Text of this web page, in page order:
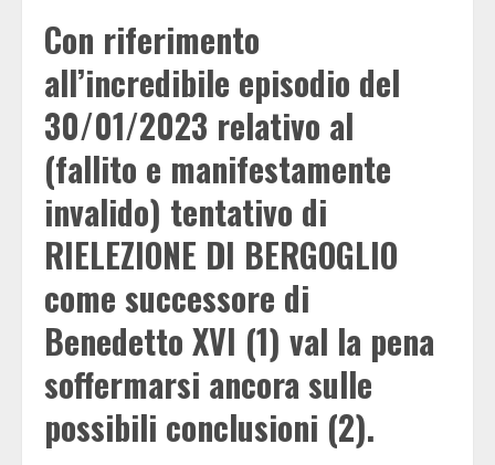
Con riferimento
all’incredibile episodio del
30/01/2023 relativo al
(fallito e manifestamente
invalido) tentativo di
RIELEZIONE DI BERGOGLIO
come successore di
Benedetto XVI (1) val la pena
soffermarsi ancora sulle
possibili conclusioni (2).